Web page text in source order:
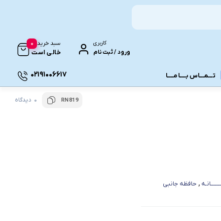
کاربری
ورود / ثبت نام
سبد خرید
خالی است
0
تـــمـــاس بــــا مــــا 02191006617
RN819 0 دیدگاه
, حافظه جانبی